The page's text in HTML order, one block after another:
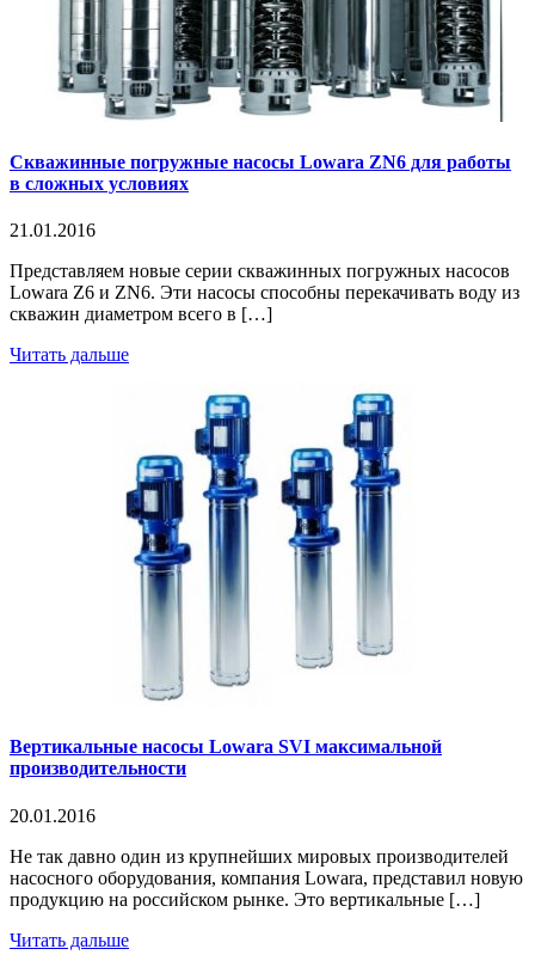
Скважинные погружные насосы Lowara ZN6 для работы
в сложных условиях
21.01.2016
Представляем новые серии скважинных погружных насосов
Lowara Z6 и ZN6. Эти насосы способны перекачивать воду из
скважин диаметром всего в […]
Читать дальше
Вертикальные насосы Lowara SVI максимальной
производительности
20.01.2016
Не так давно один из крупнейших мировых производителей
насосного оборудования, компания Lowara, представил новую
продукцию на российском рынке. Это вертикальные […]
Читать дальше